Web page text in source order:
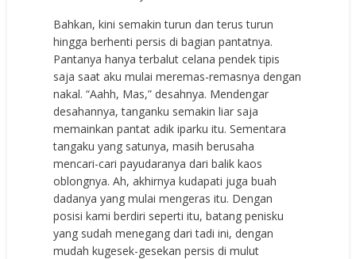
Bahkan, kini semakin turun dan terus turun
hingga berhenti persis di bagian pantatnya.
Pantanya hanya terbalut celana pendek tipis
saja saat aku mulai meremas-remasnya dengan
nakal. “Aahh, Mas,” desahnya. Mendengar
desahannya, tanganku semakin liar saja
memainkan pantat adik iparku itu. Sementara
tangaku yang satunya, masih berusaha
mencari-cari payudaranya dari balik kaos
oblongnya. Ah, akhirnya kudapati juga buah
dadanya yang mulai mengeras itu. Dengan
posisi kami berdiri seperti itu, batang penisku
yang sudah menegang dari tadi ini, dengan
mudah kugesek-gesekan persis di mulut